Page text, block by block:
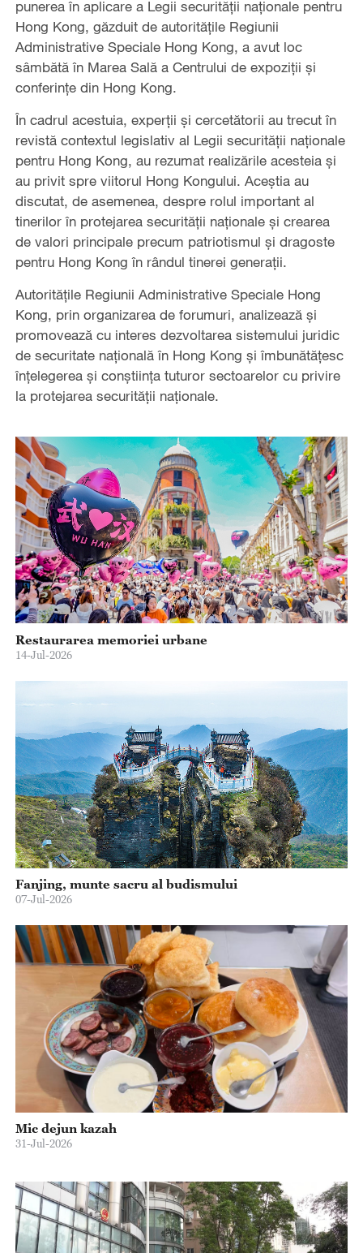
punerea în aplicare a Legii securității naționale pentru
Hong Kong, găzduit de autoritățile Regiunii
Administrative Speciale Hong Kong, a avut loc
sâmbătă în Marea Sală a Centrului de expoziții și
conferințe din Hong Kong.
În cadrul acestuia, experții și cercetătorii au trecut în
revistă contextul legislativ al Legii securității naționale
pentru Hong Kong, au rezumat realizările acesteia și
au privit spre viitorul Hong Kongului. Aceștia au
discutat, de asemenea, despre rolul important al
tinerilor în protejarea securității naționale și crearea
de valori principale precum patriotismul și dragoste
pentru Hong Kong în rândul tinerei generații.
Autoritățile Regiunii Administrative Speciale Hong
Kong, prin organizarea de forumuri, analizează și
promovează cu interes dezvoltarea sistemului juridic
de securitate națională în Hong Kong și îmbunătățesc
înțelegerea și conștiința tuturor sectoarelor cu privire
la protejarea securității naționale.
Restaurarea memoriei urbane
14-Jul-2026
Fanjing, munte sacru al budismului
07-Jul-2026
Mic dejun kazah
31-Jul-2026